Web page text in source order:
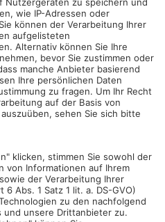
heißt es ab heute Mobilia in
und Zweiradschau beginnt am
Geschäfte heute offen.
präsentieren sich
Region mit ihren Modellen, von
sind. Mit der Mobilia
Stadtmarketing inzwischen
Sonntag, um noch mehr
350 Geschäfte in der
die City-Galerie, die dieses
Auch Petrus macht mit
mindestens 3 Stunden